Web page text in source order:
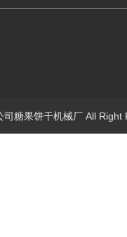
司糖果饼干机械厂 All